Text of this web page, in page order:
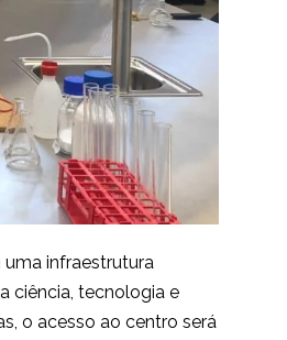
infraestrutura
ciência, tecnologia e
o acesso ao centro será